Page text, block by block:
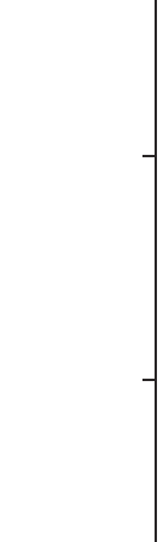
un
le mari a
de 17
de lui,